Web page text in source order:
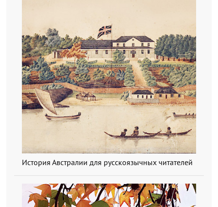
История Австралии для русскоязычных читателей